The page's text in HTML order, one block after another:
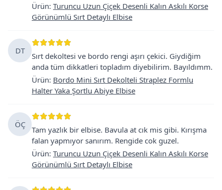
Ürün: Turuncu Uzun Çiçek Desenli Kalın Askılı Korse
Görünümlü Sırt Detaylı Elbise
DT
Sırt dekoltesi ve bordo rengi aşırı çekici. Giydiğim
anda tüm dikkatleri topladım diyebilirim. Bayıldımm.
Ürün: Bordo Mini Sırt Dekolteli Straplez Formlu
Halter Yaka Şortlu Abiye Elbise
ÖÇ
Tam yazlık bir elbise. Bavula at cık mis gibi. Kırışma
falan yapmıyor sanırım. Rengide cok guzel.
Ürün: Turuncu Uzun Çiçek Desenli Kalın Askılı Korse
Görünümlü Sırt Detaylı Elbise